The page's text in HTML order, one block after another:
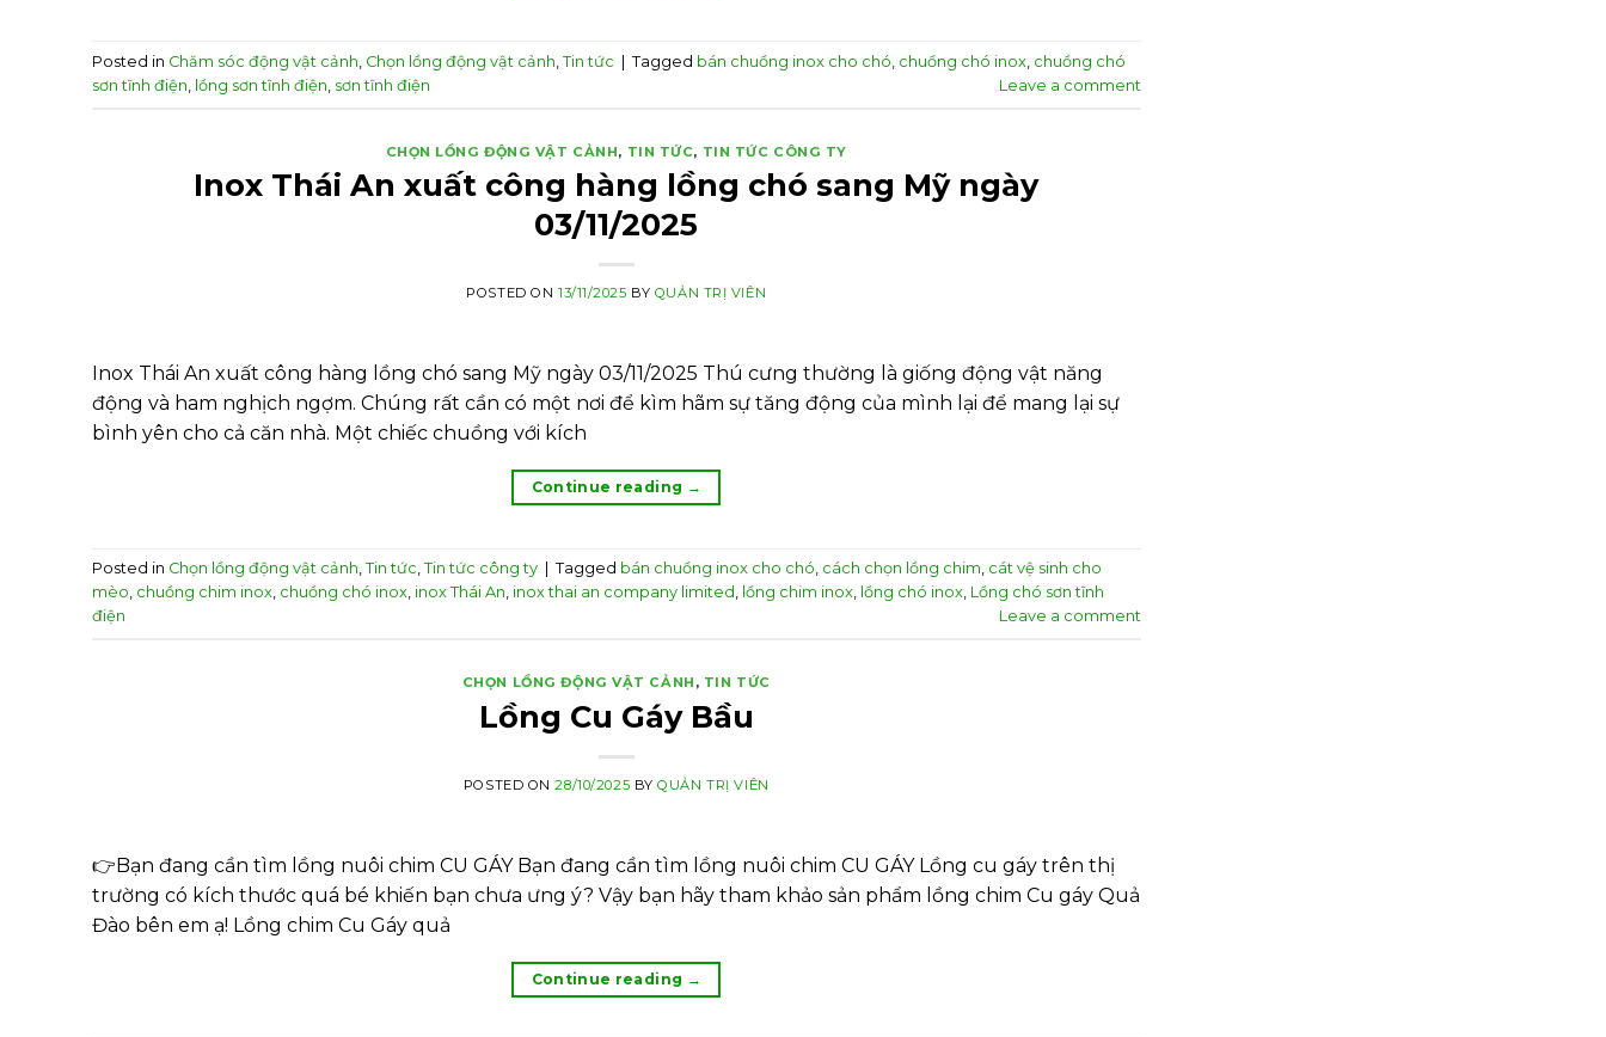
Posted in Chăm sóc động vật cảnh Chọn lồng động vật cảnh Tin tức Tagged bán chuồng inox cho chó chuồng chó inox chuồng chó
sơn tĩnh điện
lồng sơn tĩnh điện sơn tĩnh điện Leave a comment
CHỌN LỒNG ĐỘNG VẬT CẢNH, TIN TỨC, TIN TỨC CÔNG TY
Inox Thái An xuất công hàng lồng chó sang Mỹ ngày
03/11/2025
POSTED ON 13/11/2025 BY QUẢN TRỊ VIÊN
Inox Thái An xuất công hàng lồng chó sang Mỹ ngày 03/11/2025 Thú cưng thường là giống động vật năng
động và ham nghịch ngợm. Chúng rất cần có một nơi để kìm hãm sự tăng động của mình lại để mang lại sự
bình yên cho cả căn nhà. Một chiếc chuồng với kích
Continue reading →
Posted in Chọn lồng động vật cảnh, Tin tức, Tin tức công ty Tagged bán chuồng inox cho chó, cách chọn lồng chim, cát vệ sinh cho
mèo, chuồng chim inox, chuồng chó inox, inox Thái An, inox thai an company limited , lồng chim inox, lồng chó inox, Lồng chó sơn tĩnh
điện
Leave a comment
CHỌN LỒNG ĐỘNG VẬT CẢNH , TIN TỨC
Lồng Cu Gáy Bầu
POSTED ON28/10/2025 BYQUẢN TRỊ VIÊN
👉Bạn đang cần tìm lồng nuôi chim CU GÁY Bạn đang cần tìm lồng nuôi chim CU GÁY Lồng cu gáy trên thị
trường có kích thước quá bé khiến bạn chưa ưng ý? Vậy bạn hãy tham khảo sản phẩm lồng chim Cu gáy Quả
Đào bên em ạ! Lồng chim Cu Gáy quả
Continue reading →